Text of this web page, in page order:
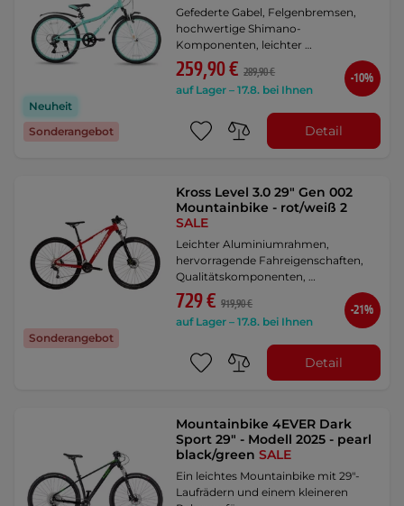
Neuheit
Sonderangebot
Gefederte Gabel, Felgenbremsen,
hochwertige Shimano-
Komponenten, leichter …
259,90 € 289,90 €
auf Lager – 17.8. bei Ihnen
-10%
Detail
Sonderangebot
Kross Level 3.0 29" Gen 002
Mountainbike - rot/weiß 2
SALE
Leichter Aluminiumrahmen,
hervorragende Fahreigenschaften,
Qualitätskomponenten, …
729 € 919,90 €
auf Lager – 17.8. bei Ihnen
-21%
Detail
Mountainbike 4EVER Dark
Sport 29" - Modell 2025 - pearl
black/greenSALE
Ein leichtes Mountainbike mit 29"-
Laufrädern und einem kleineren